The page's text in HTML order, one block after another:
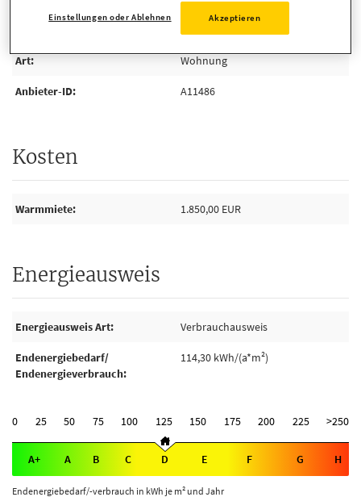
Eckdaten
Art Wohnung
Anbieter-ID A11486
Kosten
Warmmiete 1.850,00 EUR
Energieausweis
Energieausweis Art Verbrauchausweis
Endenergiebedarf/
Endenergieverbrauch
114,30 kWh/(a*m²)
0 25 50 75 100 125 150 175 200 225 >250
A+ A B C D E F G H
Endenergiebedarf/-verbrauch in kWh je m² und Jahr
Einstellungen oder Ablehnen Akzeptieren